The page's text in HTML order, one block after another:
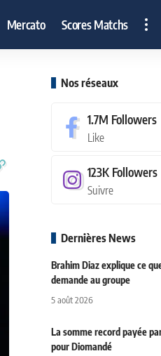
Mercato Scores Matchs
Nos réseaux
1.7M Followers
Like
123K Followers
Suivre
Dernières News
Brahim Diaz explique ce
demande au groupe
5 août 2026
La somme record payée
pour Diomandé